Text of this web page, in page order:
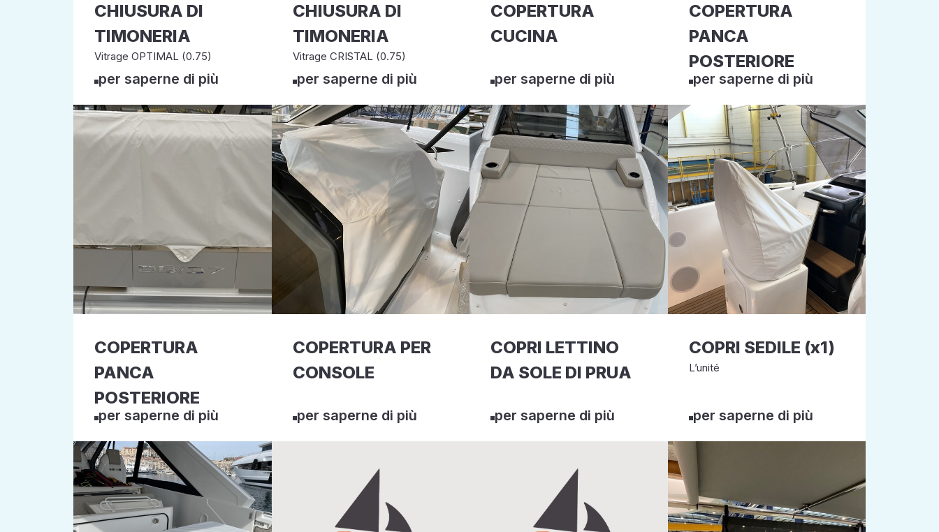
CHIUSURA DI
TIMONERIA
Vitrage OPTIMAL (0.75)
per saperne di più
CHIUSURA DI
TIMONERIA
Vitrage CRISTAL (0.75)
per saperne di più
COPERTURA
CUCINA
per saperne di più
COPERTURA
PANCA
POSTERIORE
per saperne di più
COPERTURA
PANCA
POSTERIORE
per saperne di più
COPERTURA PER
CONSOLE
per saperne di più
COPRI LETTINO
DA SOLE DI PRUA
per saperne di più
COPRI SEDILE (x1)
L’unité
per saperne di più